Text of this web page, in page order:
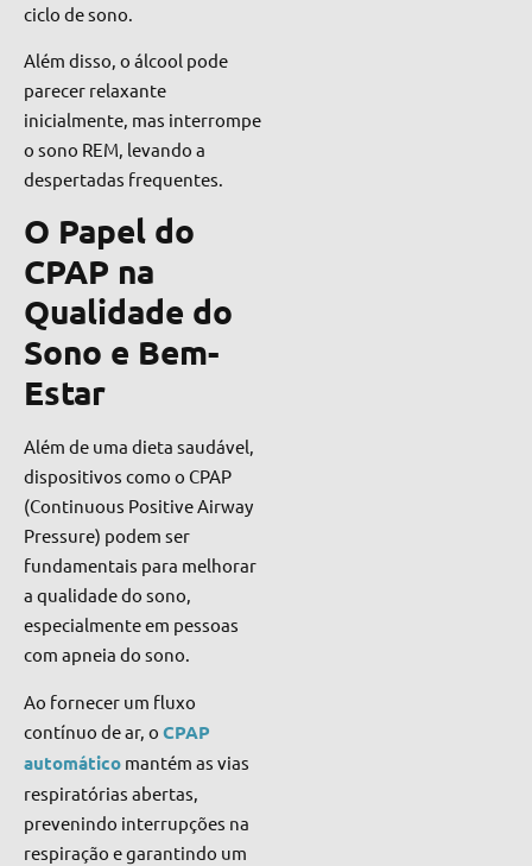
ciclo de sono.
Além disso, o álcool pode
parecer relaxante
inicialmente, mas interrompe
o sono REM, levando a
despertadas frequentes.
O Papel do
CPAP na
Qualidade do
Sono e Bem-
Estar
Além de uma dieta saudável,
dispositivos como o CPAP
(Continuous Positive Airway
Pressure) podem ser
fundamentais para melhorar
a qualidade do sono,
especialmente em pessoas
com apneia do sono.
Ao fornecer um fluxo
contínuo de ar, o CPAP
automático mantém as vias
respiratórias abertas,
prevenindo interrupções na
respiração e garantindo um